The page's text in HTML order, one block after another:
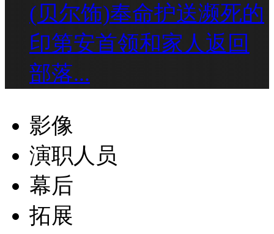
(贝尔饰)奉命护送濒死的
印第安首领和家人返回
部落...
影像
演职人员
幕后
拓展